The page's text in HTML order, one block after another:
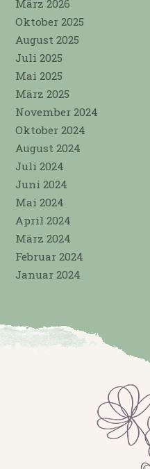
März 2026
Oktober 2025
August 2025
Juli 2025
Mai 2025
März 2025
November 2024
Oktober 2024
August 2024
Juli 2024
Juni 2024
Mai 2024
April 2024
März 2024
Februar 2024
Januar 2024